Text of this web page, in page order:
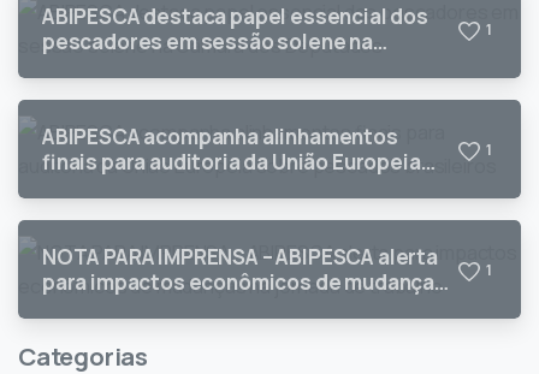
ABIPESCA destaca papel essencial dos
pescadores em sessão solene na
1
ABIPESCA acompanha alinhamentos
finais para auditoria da União Europeia
1
NOTA PARA IMPRENSA – ABIPESCA alerta
para impactos econômicos de mudanças
1
Categorias